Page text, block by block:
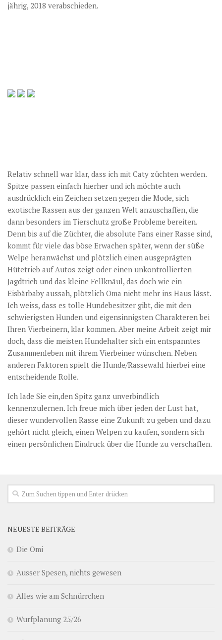
jährig, 2018 verabschieden.
Relativ schnell war klar, dass ich mit Caty züchten werden.
Spitze passen einfach hierher und ich möchte auch
ausdrücklich ein Zeichen setzen gegen die Mode, sich
exotische Rassen aus der ganzen Welt anzuschaffen, die
dann besonders im Tierschutz große Probleme bereiten.
Denn bis auf die Züchter, die absolute Fans einer Rasse sind,
kommt für viele das böse Erwachen später, wenn der süße
Welpe heranwächst und plötzlich einen ausgeprägten
Hütetrieb auf Autos zeigt oder einen unkontrollierten
Jagdtrieb und das kleine Fellknäul, das doch wie ein
Eisbärbaby aussah, plötzlich Oma nicht mehr ins Haus lässt.
Ich weiss, dass es tolle Hundebesitzer gibt, die mit den
schwierigsten Hunden und eigensinnigsten Charakteren bei
Ihren Vierbeinern, klar kommen. Aber meine Arbeit zeigt mir
doch, dass die meisten Hundehalter sich ein entspanntes
Zusammenleben mit ihrem Vierbeiner wünschen. Neben
anderen Faktoren spielt die Hunde/Rassewahl hierbei eine
entscheidende Rolle.
Ich lade Sie ein,den Spitz ganz unverbindlich
kennenzulernen. Ich freue mich über jeden der Lust hat,
dieser wundervollen Rasse eine Zukunft zu geben und dazu
gehört nicht gleich, einen Welpen zu kaufen, sondern sich
einen persönlichen Eindruck über die Hunde zu verschaffen.
NEUESTE BEITRÄGE
Die Omi
Ausser Spesen, nichts gewesen
Alles wie am Schnürrchen
Wurfplanung 25/26